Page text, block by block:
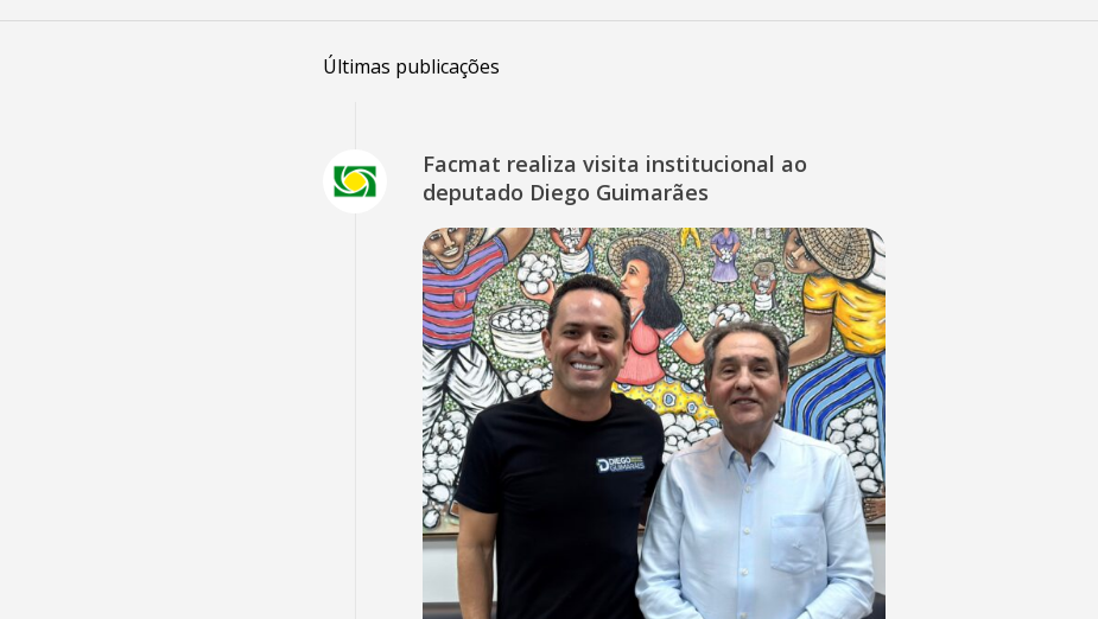
Últimas publicações
Facmat realiza visita institucional ao
deputado Diego Guimarães